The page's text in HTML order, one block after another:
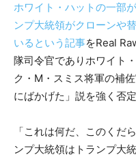
ホワイト・ハットの一部
ンプ大統領がクローンや
いるという記事をReal
隊司令官でありホワイト
ク・M・スミス将軍の補
にばかげた」説を強く否定
「これは何だ、このくだ
ンプ大統領はトランプ大